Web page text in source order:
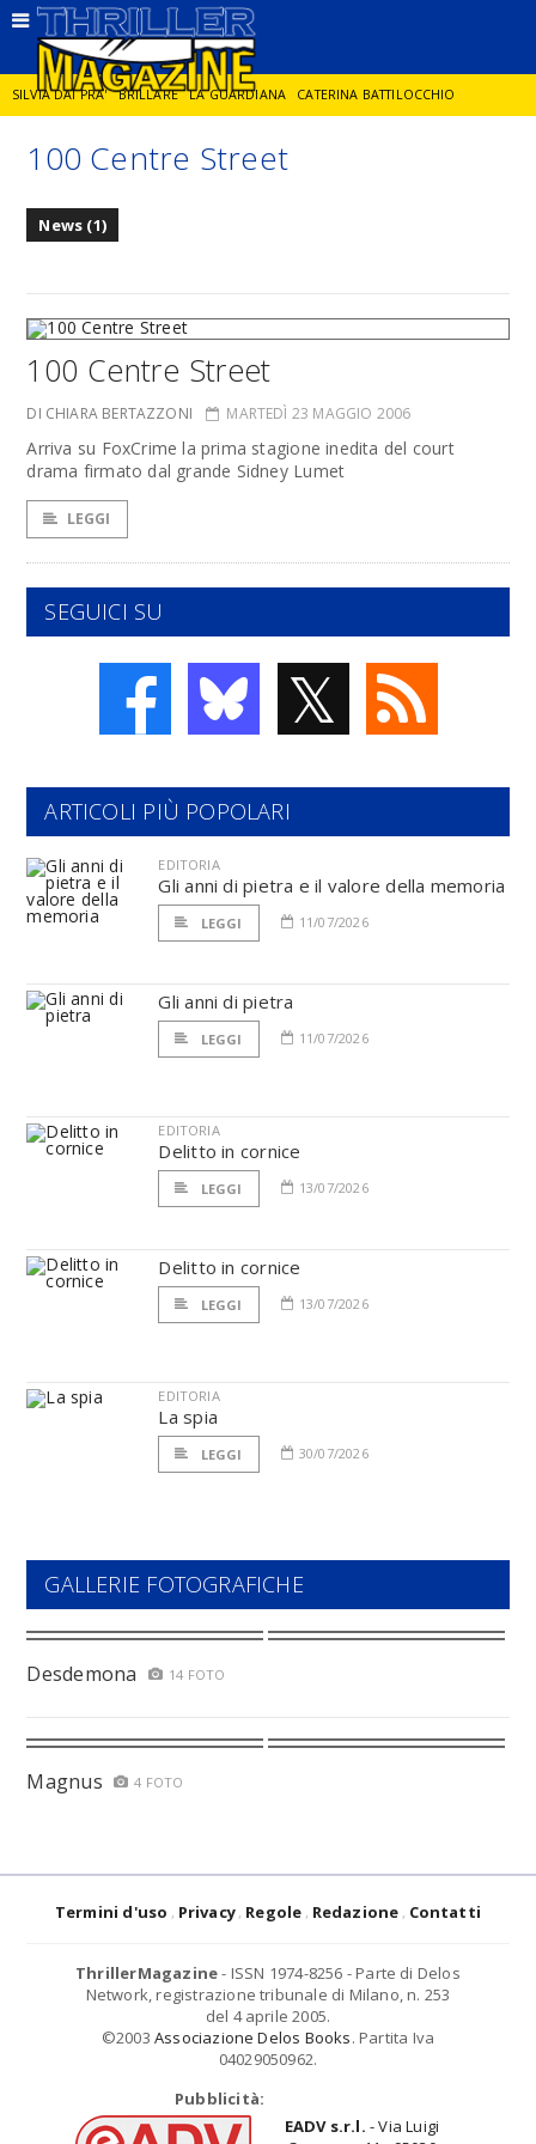
SILVIA DAI PRA' BRILLARE LA GUARDIANA CATERINA BATTILOCCHIO
JORGE DIAZ LA SPIA DELITTO IN CORNICE
100 Centre Street
News (1)
100 Centre Street
DI CHIARA BERTAZZONI MARTEDÌ 23 MAGGIO 2006
Arriva su FoxCrime la prima stagione inedita del court
drama firmato dal grande Sidney Lumet
LEGGI
SEGUICI SU
𝕏
ARTICOLI PIÙ POPOLARI
EDITORIA
Gli anni di pietra e il valore della memoria
LEGGI 11/07/2026
Gli anni di pietra
LEGGI 11/07/2026
EDITORIA
Delitto in cornice
LEGGI 13/07/2026
Delitto in cornice
LEGGI 13/07/2026
EDITORIA
La spia
LEGGI 30/07/2026
GALLERIE FOTOGRAFICHE
Desdemona 14 FOTO
Magnus 4 FOTO
Termini d'uso Privacy Regole Redazione Contatti
ThrillerMagazine- ISSN 1974-8256 - Parte di Delos
Network, registrazione tribunale di Milano, n. 253
del 4 aprile 2005.
©2003 Associazione Delos Books. Partita Iva
04029050962.
Pubblicità:
EADV s.r.l. - Via Luigi